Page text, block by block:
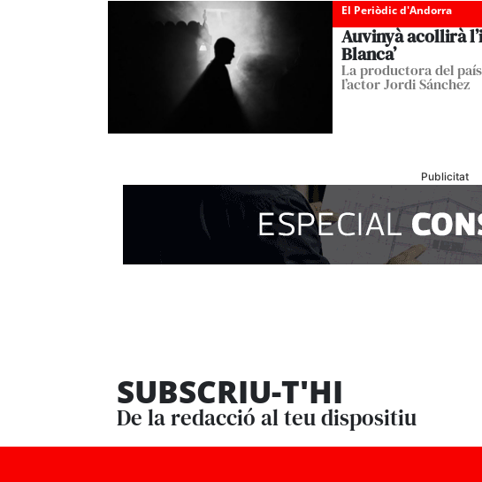
El Periòdic d'Andorra
Auvinyà acollirà
Blanca’
La productora del
l’actor Jordi Sánchez
Publicitat
SUBSCRIU-T'HI
De la redacció al teu dispositiu